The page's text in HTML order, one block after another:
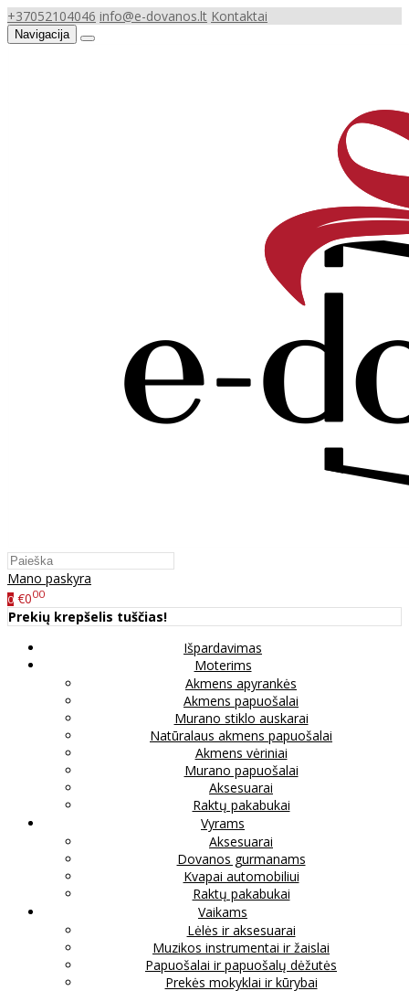
+37052104046 info@e-dovanos.lt Kontaktai
Navigacija
Mano paskyra
0 €000
Prekių krepšelis tuščias!
Išpardavimas
Moterims
Akmens apyrankės
Akmens papuošalai
Murano stiklo auskarai
Natūralaus akmens papuošalai
Akmens vėriniai
Murano papuošalai
Aksesuarai
Raktų pakabukai
Vyrams
Aksesuarai
Dovanos gurmanams
Kvapai automobiliui
Raktų pakabukai
Vaikams
Lėlės ir aksesuarai
Muzikos instrumentai ir žaislai
Papuošalai ir papuošalų dėžutės
Prekės mokyklai ir kūrybai